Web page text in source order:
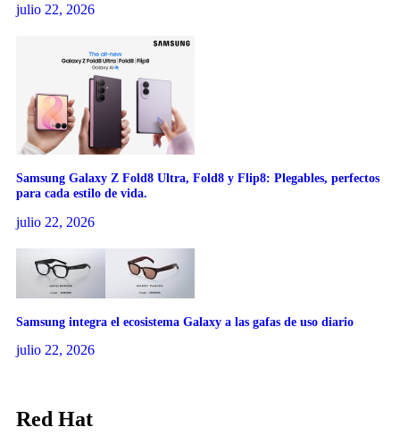
julio 22, 2026
Samsung Galaxy Z Fold8 Ultra, Fold8 y Flip8: Plegables, perfectos
para cada estilo de vida.
julio 22, 2026
Samsung integra el ecosistema Galaxy a las gafas de uso diario
julio 22, 2026
Red Hat